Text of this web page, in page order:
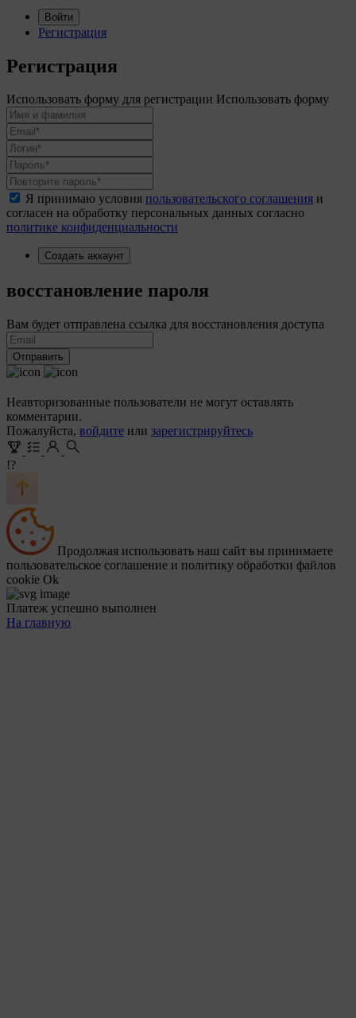
Войти
Регистрация
Регистрация
Использовать форму для регистрации Использовать форму
Я принимаю условия пользовательского соглашения и
согласен на обработку персональных данных согласно
политике конфиденциальности
Создать аккаунт
восстановление пароля
Вам будет отправлена ссылка для восстановления доступа
Отправить
Неавторизованные пользователи не могут оставлять
комментарии.
Пожалуйста, войдите или зарегистрируйтесь
!?
Продолжая использовать наш сайт вы принимаете
пользовательское соглашение и политику обработки файлов
cookie Ok
Платеж успешно выполнен
На главную